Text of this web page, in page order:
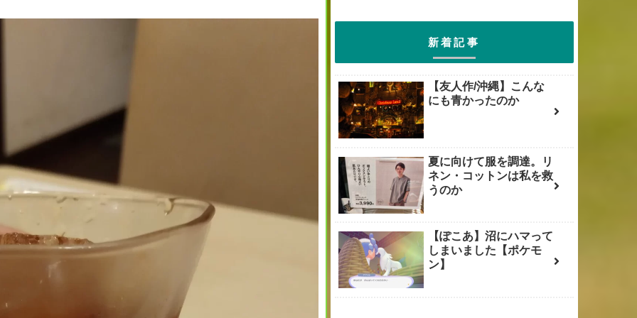
新着記事
【友人作/沖縄】こんな
にも青かったのか
夏に向けて服を調達。リ
ネン・コットンは私を救
うのか
【ぽこあ】沼にハマって
しまいました【ポケモ
ン】